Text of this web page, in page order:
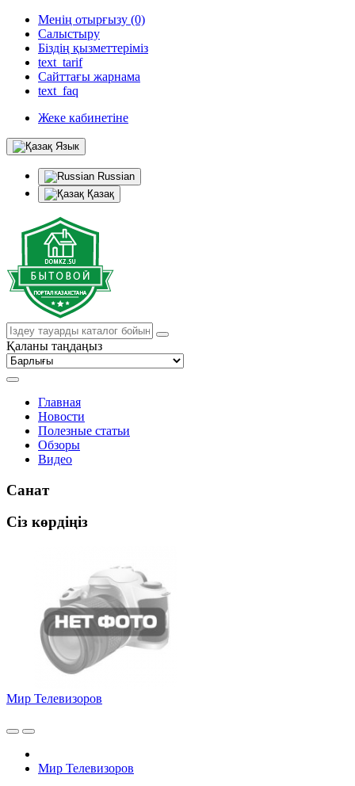
Менің отырғызу (0)
Салыстыру
Біздің қызметтеріміз
text_tarif
Сайттағы жарнама
text_faq
Жеке кабинетіне
Язык
Russian
Қазақ
Қаланы таңдаңыз
Главная
Новости
Полезные статьи
Обзоры
Видео
Санат
Сіз көрдіңіз
Мир Телевизоров
Мир Телевизоров